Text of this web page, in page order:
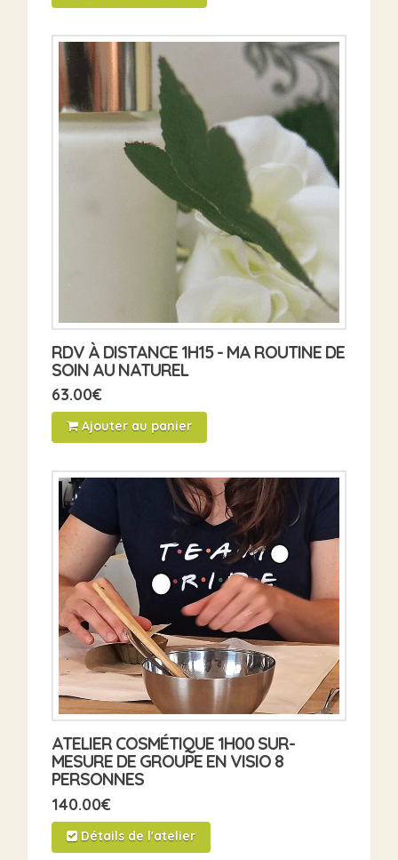
RDV À DISTANCE 1H15 - MA ROUTINE DE
SOIN AU NATUREL
63.00€
Ajouter au panier
ATELIER COSMÉTIQUE 1H00 SUR-
MESURE DE GROUPE EN VISIO 8
PERSONNES
140.00€
Détails de l'atelier